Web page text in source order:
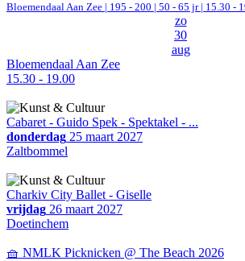
Bloemendaal Aan Zee | 195 - 200 | 50 - 65 jr | 15.30 -
zo
30
aug
Bloemendaal Aan Zee
15.30 - 19.00
Cabaret - Guido Spek - Spektakel - ...
donderdag 25 maart 2027
Zaltbommel
Charkiv City Ballet - Giselle
vrijdag 26 maart 2027
Doetinchem
🧺 NMLK Picknicken @ The Beach 2026